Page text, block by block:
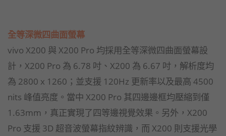
全等深微四曲面螢幕
vivo X200 與 X200 Pro 均採用全等深微四曲面螢幕設
計，X200 Pro 為 6.78 吋、X200 為 6.67 吋，解析度均
為 2800 x 1260；並支援 120Hz 更新率以及最高 4500
nits 峰值亮度。當中 X200 Pro 其四邊邊框均壓縮到僅
1.63mm，真正實現了四等邊視覺效果。另外，X200
Pro 支援 3D 超音波螢幕指紋辨識，而 X200 則支援光學